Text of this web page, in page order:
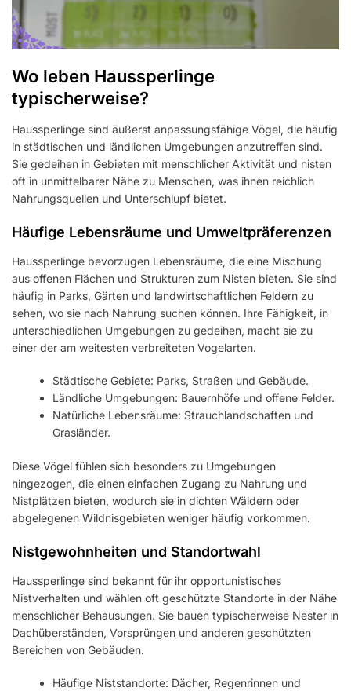
Wo leben Haussperlinge
typischerweise?
Haussperlinge sind äußerst anpassungsfähige Vögel, die häufig
in städtischen und ländlichen Umgebungen anzutreffen sind.
Sie gedeihen in Gebieten mit menschlicher Aktivität und nisten
oft in unmittelbarer Nähe zu Menschen, was ihnen reichlich
Nahrungsquellen und Unterschlupf bietet.
Häufige Lebensräume und Umweltpräferenzen
Haussperlinge bevorzugen Lebensräume, die eine Mischung
aus offenen Flächen und Strukturen zum Nisten bieten. Sie sind
häufig in Parks, Gärten und landwirtschaftlichen Feldern zu
sehen, wo sie nach Nahrung suchen können. Ihre Fähigkeit, in
unterschiedlichen Umgebungen zu gedeihen, macht sie zu
einer der am weitesten verbreiteten Vogelarten.
Städtische Gebiete: Parks, Straßen und Gebäude.
Ländliche Umgebungen: Bauernhöfe und offene Felder.
Natürliche Lebensräume: Strauchlandschaften und
Grasländer.
Diese Vögel fühlen sich besonders zu Umgebungen
hingezogen, die einen einfachen Zugang zu Nahrung und
Nistplätzen bieten, wodurch sie in dichten Wäldern oder
abgelegenen Wildnisgebieten weniger häufig vorkommen.
Nistgewohnheiten und Standortwahl
Haussperlinge sind bekannt für ihr opportunistisches
Nistverhalten und wählen oft geschützte Standorte in der Nähe
menschlicher Behausungen. Sie bauen typischerweise Nester in
Dachüberständen, Vorsprüngen und anderen geschützten
Bereichen von Gebäuden.
Häufige Niststandorte: Dächer, Regenrinnen und